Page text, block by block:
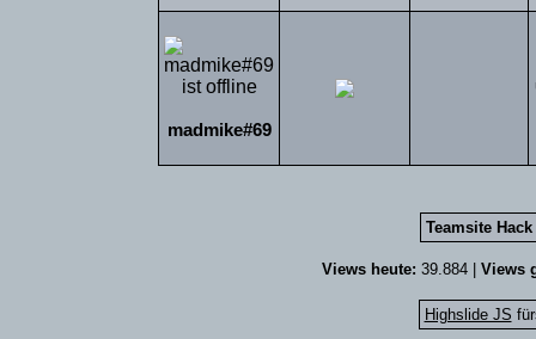
madmike#69
Teamsite
Views heute: 39.884 | Views
Highslide JS